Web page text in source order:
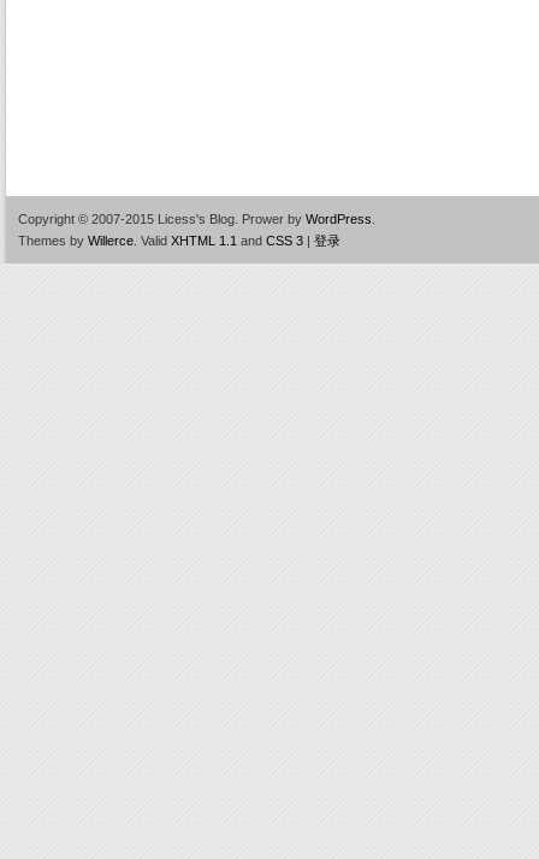
Copyright © 2007-2015 Licess's Blog. Prower by WordPress
Themes by Willerce Valid XHTML 1.1 and CSS 3 | 登录